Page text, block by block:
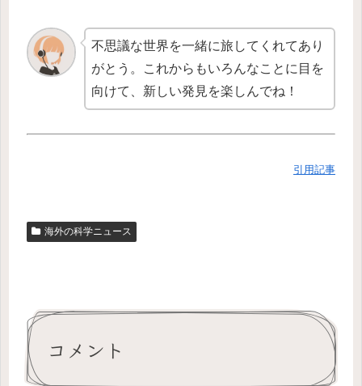
不思議な世界を一緒に旅してくれてあり
がとう。これからもいろんなことに目を
向けて、新しい発見を楽しんでね！
引用記事
海外の科学ニュース
コメント